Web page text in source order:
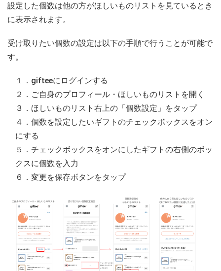
設定した個数は他の方がほしいものリストを見ているとき
に表示されます。
受け取りたい個数の設定は以下の手順で行うことが可能で
す。
１．gifteeにログインする
２．ご自身のプロフィール・ほしいものリストを開く
３．ほしいものリスト右上の「個数設定」をタップ
４．個数を設定したいギフトのチェックボックスをオン
にする
５．チェックボックスをオンにしたギフトの右側のボッ
クスに個数を入力
６．変更を保存ボタンをタップ